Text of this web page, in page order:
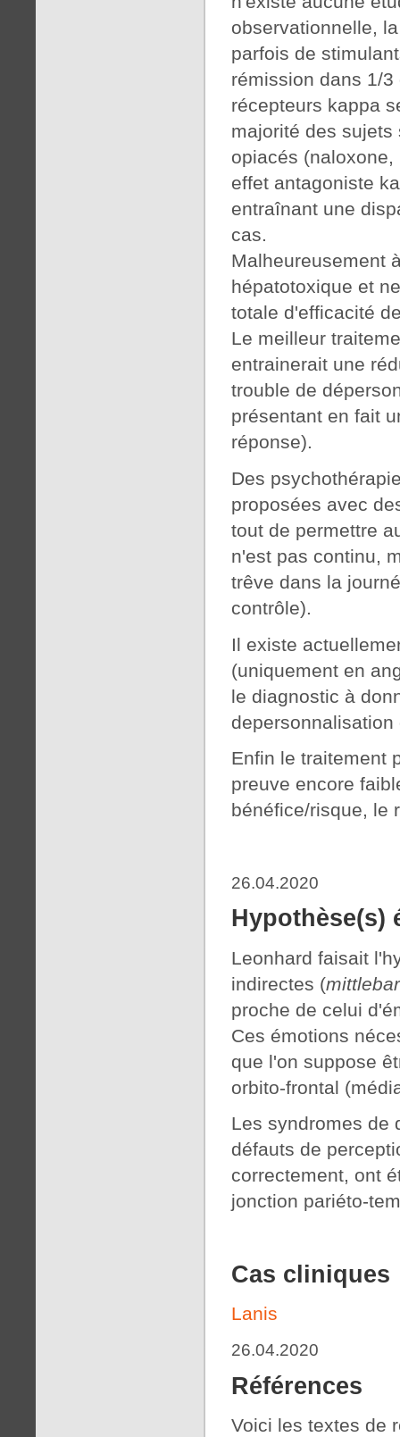
observationnelle,
parfois de
rémission dans 1/
récepteurs kappa
majorité des
opiacés
effet antagoniste
entraînant une
cas.
Malheureusement
hépatotoxique et
totale d'efficacité
Le meilleur
entrainerait une
trouble de
présentant en fait
réponse).
Des
proposées avec
tout de permettre
n'est pas continu,
trêve dans la
contrôle).
Il existe
(uniquement en
le diagnostic à
depersonnalisation
Enfin le traitement
preuve encore
bénéfice/risque, le
26.04.2020
Hypothèse(s)
Leonhard faisait
indirectes (
proche de celui
Ces émotions
que l'on suppose
orbito-frontal
Les syndromes de
défauts de
correctement, ont
jonction pariéto-
Cas cliniques
Lanis
26.04.2020
Références
Voici les textes de